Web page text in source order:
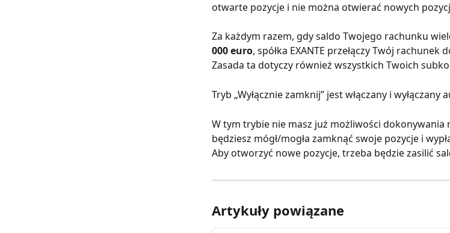
otwarte pozycje i nie można otwierać nowych
Za każdym razem, gdy saldo Twojego rachunku
000 euro, spółka EXANTE przełączy Twój rachunek
Zasada ta dotyczy również wszystkich Twoich
Tryb „Wyłącznie zamknij” jest włączany i wyłączany
W tym trybie nie masz już możliwości dokonywania
będziesz mógł/mogła zamknąć swoje pozycje i
Aby otworzyć nowe pozycje, trzeba będzie zasilić
Artykuły powiązane